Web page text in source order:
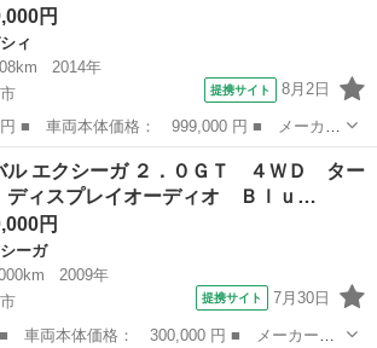
円
ィ
2014年
提携サイト 8月2日
： レガシィＢ４ ■ グレード名： ベース
サイトＶｅｒ２ 禁煙 ８インチＳＤナビ
レガシィ
ル エクシーガ ２．０ＧＴ ４ＷＤ ター
ィスプレイオーディオ Ｂｌｕ…
円
ーガ
2009年
提携サイト 7月30日